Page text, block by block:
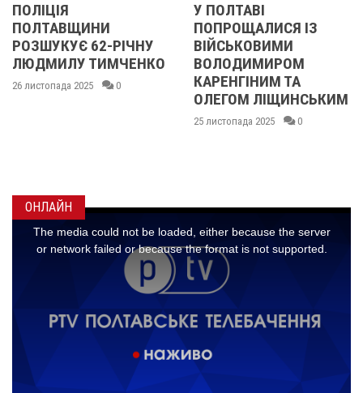
РІЧНУ
0
ПОПРОЩАЛИСЯ ІЗ
ВІЙСЬКОВИМИ
ВОЛОДИМИРОМ
КАРЕНГІНИМ ТА
ОЛЕГОМ ЛІЩИНСЬКИМ
0
БІЙЦЯМИ
ІВАЩЕНКОМ,
ДМИТРОМ
ОНЛАЙН